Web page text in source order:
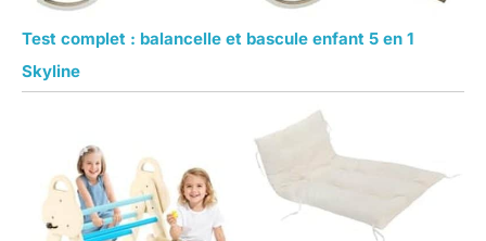
Test complet : balancelle et bascule enfant 5 en 1
Skyline